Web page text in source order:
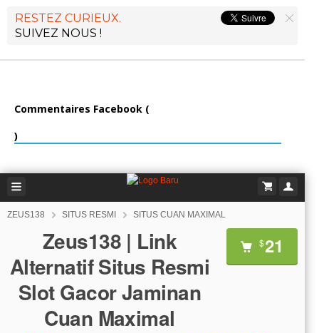
RESTEZ CURIEUX.
SUIVEZ NOUS !
Commentaires Facebook (
)
ZEUS138 SITUS RESMI SITUS CUAN MAXIMAL
Zeus138 | Link
Alternatif Situs Resmi
Slot Gacor Jaminan
Cuan Maximal
$21